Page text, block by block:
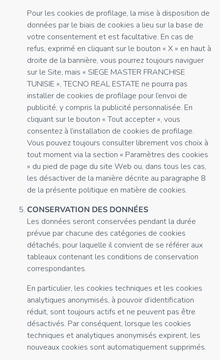
Pour les cookies de profilage, la mise à disposition de
données par le biais de cookies a lieu sur la base de
votre consentement et est facultative. En cas de
refus, exprimé en cliquant sur le bouton « X » en haut à
droite de la bannière, vous pourrez toujours naviguer
sur le Site, mais « SIEGE MASTER FRANCHISE
TUNISIE », TECNO REAL ESTATE ne pourra pas
installer de cookies de profilage pour l’envoi de
publicité, y compris la publicité personnalisée. En
cliquant sur le bouton « Tout accepter », vous
consentez à l’installation de cookies de profilage.
Vous pouvez toujours consulter librement vos choix à
tout moment via la section « Paramètres des cookies
» du pied de page du site Web ou, dans tous les cas,
les désactiver de la manière décrite au paragraphe 8
de la présente politique en matière de cookies.
CONSERVATION DES DONNÉES
Les données seront conservées pendant la durée
prévue par chacune des catégories de cookies
détachés, pour laquelle il convient de se référer aux
tableaux contenant les conditions de conservation
correspondantes.
En particulier, les cookies techniques et les cookies
analytiques anonymisés, à pouvoir d’identification
réduit, sont toujours actifs et ne peuvent pas être
désactivés. Par conséquent, lorsque les cookies
techniques et analytiques anonymisés expirent, les
nouveaux cookies sont automatiquement supprimés.